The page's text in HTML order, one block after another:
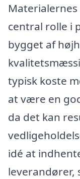
central rolle i
bygget af
typisk koste
at være en
da det kan
idé at
leverandører,